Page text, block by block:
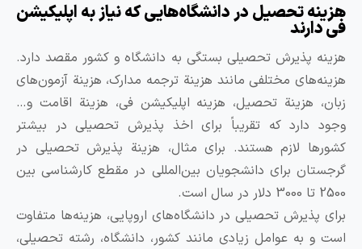
تحصیل در دانشگاه‌هایی که نیاز به اپلیکیشن
دارند
پذیرش تحصیلی بستگی به دانشگاه و کشور مقصد دارد.
مختلفی مانند هزینة ترجمه مدارک، هزینة آزمون‌های
هزینة تحصیل، هزینه اپلیکیشن فی، هزینة اقامت و…
دارد که تقریباً برای اخذ پذیرش تحصیلی در بیشتر
لازم هستند. برای مثال، هزینة پذیرش تحصیلی در
برای دانشجویان بین‌المللی در مقطع کارشناسی بین
دلار در سال است.
پذیرش تحصیلی در دانشگاه‌های اروپایی، هزینه‌ها متفاوت
و به عوامل زیادی مانند کشور، دانشگاه، رشته تحصیلی،